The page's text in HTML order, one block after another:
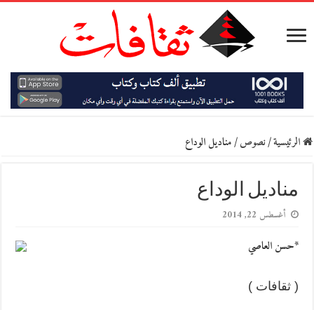
الرئيسية/نصوص/مناديل الوداع
مناديل الوداع
أغسطس 22, 2014
*حسن العاصي
( ثقافات )